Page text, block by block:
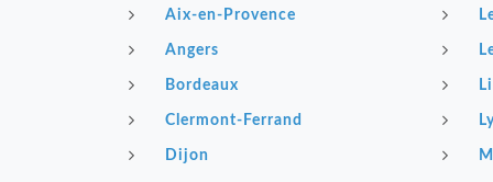
Aix-en-Provence
Angers
Bordeaux
Clermont-Ferrand
Dijon